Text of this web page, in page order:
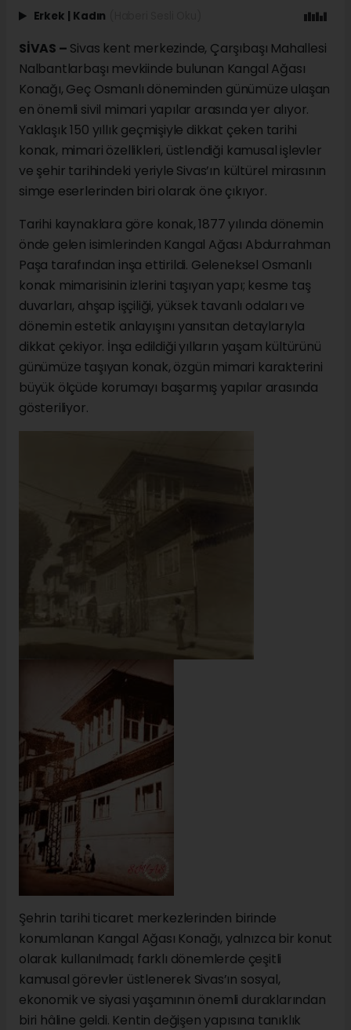
Erkek Kadın
SİVAS – Sivas kent merkezinde, Çarşıbaşı Mahallesi
Nalbantlarbaşı mevkiinde bulunan Kangal Ağası
Konağı, Geç Osmanlı döneminden günümüze ulaşan
en önemli sivil mimari yapılar arasında yer alıyor.
Yaklaşık 150 yıllık geçmişiyle dikkat çeken tarihi
konak, mimari özellikleri, üstlendiği kamusal işlevler
ve şehir tarihindeki yeriyle Sivas’ın kültürel mirasının
simge eserlerinden biri olarak öne çıkıyor.
Tarihi kaynaklara göre konak, 1877 yılında dönemin
önde gelen isimlerinden Kangal Ağası Abdurrahman
Paşa tarafından inşa ettirildi. Geleneksel Osmanlı
konak mimarisinin izlerini taşıyan yapı; kesme taş
duvarları, ahşap işçiliği, yüksek tavanlı odaları ve
dönemin estetik anlayışını yansıtan detaylarıyla
dikkat çekiyor. İnşa edildiği yılların yaşam kültürünü
günümüze taşıyan konak, özgün mimari karakterini
büyük ölçüde korumayı başarmış yapılar arasında
gösteriliyor.
Şehrin tarihi ticaret merkezlerinden birinde
konumlanan Kangal Ağası Konağı, yalnızca bir konut
olarak kullanılmadı; farklı dönemlerde çeşitli
kamusal görevler üstlenerek Sivas’ın sosyal,
ekonomik ve siyasi yaşamının önemli duraklarından
biri hâline geldi. Kentin değişen yapısına tanıklık